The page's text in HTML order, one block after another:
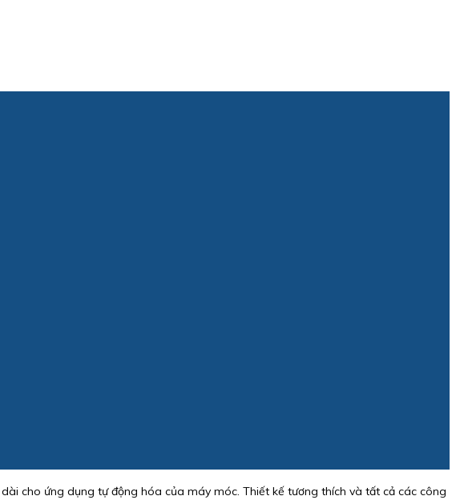
cho ứng dụng tự động hóa của máy móc. Thiết kế tương thích và tất cả các công